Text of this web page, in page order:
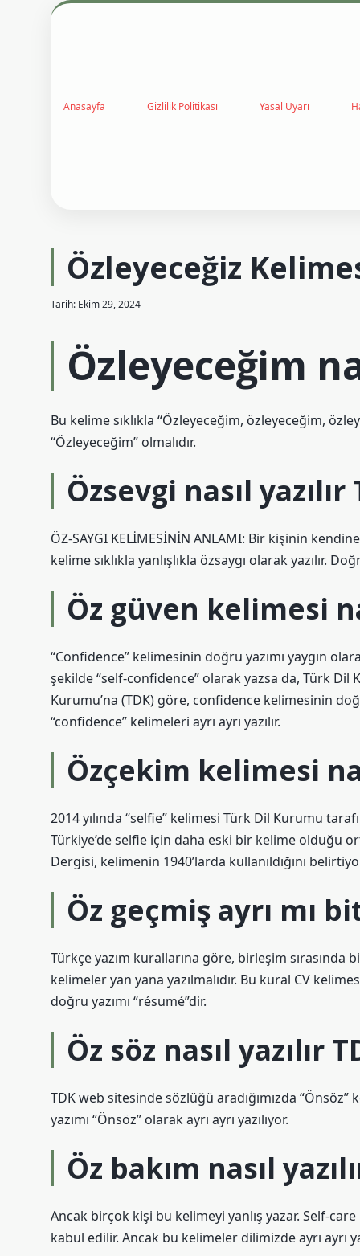
Anasayfa Gizlilik Politikası Yasal Uyarı
Özleyeceğiz
Tarih: Ekim 29, 2024
Özleyeceğim
Bu kelime sıklıkla “Özleyeceğim, özleyeceğim,
“Özleyeceğim” olmalıdır.
Özsevgi nasıl yazılır
ÖZ-SAYGI KELİMESİNİN ANLAMI: Bir kişinin
kelime sıklıkla yanlışlıkla özsaygı olarak yazılır.
Öz güven kelimesi
“Confidence” kelimesinin doğru yazımı yaygın
şekilde “self-confidence” olarak yazsa da, Türk Dil
Kurumu’na (TDK) göre, confidence kelimesinin
“confidence” kelimeleri ayrı ayrı yazılır.
Özçekim kelimesi
2014 yılında “selfie” kelimesi Türk Dil Kurumu
Türkiye’de selfie için daha eski bir kelime olduğu
Dergisi, kelimenin 1940’larda kullanıldığını
Öz geçmiş ayrı mı
Türkçe yazım kurallarına göre, birleşim
kelimeler yan yana yazılmalıdır. Bu kural CV
doğru yazımı “résumé”dir.
Öz söz nasıl yazılır
TDK web sitesinde sözlüğü aradığımızda
yazımı “Önsöz” olarak ayrı ayrı yazılıyor.
Öz bakım nasıl
Ancak birçok kişi bu kelimeyi yanlış yazar. Self-
kabul edilir. Ancak bu kelimeler dilimizde ayrı ayrı